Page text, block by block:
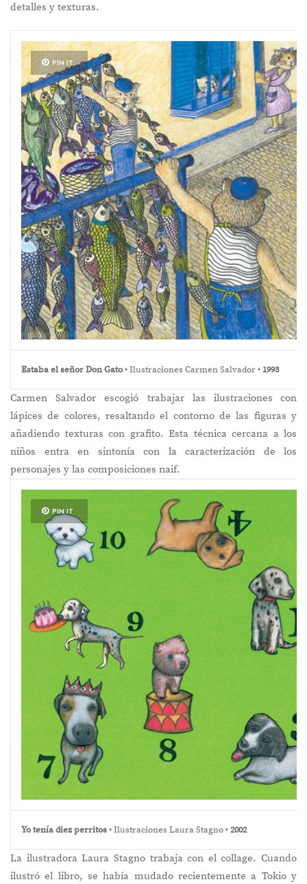
detalles y texturas.
PIN IT
Estaba el señor Don Gato• Ilustraciones Carmen Salvador • 1993
Carmen Salvador escogió trabajar las ilustraciones
con
lápices de colores, resaltando el contorno de las figuras y
añadiendo texturas con grafito. Esta técnica cercana a los
niños entra en sintonía con la caracterización de los
personajes y las composiciones naif.
PIN IT
Yo tenía diez perritos• Ilustraciones Laura Stagno •2002
La ilustradora Laura Stagno trabaja con el collage. Cuando
ilustró el libro, se había mudado recientemente a Tokio y